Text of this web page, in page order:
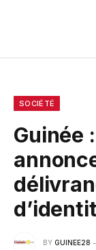
SOCIÉTÉ
Guinée
BY GUINEE28